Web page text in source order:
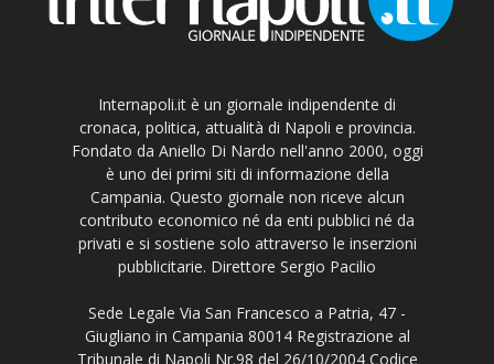
Internapoli.it è un giornale indipendente di
cronaca, politica, attualità di Napoli e provincia.
Fondato da Aniello Di Nardo nell'anno 2000, oggi
è uno dei primi siti di informazione della
Campania. Questo giornale non riceve alcun
contributo economico né da enti pubblici né da
privati e si sostiene solo attraverso le inserzioni
pubblicitarie. Direttore Sergio Pacilio
Sede Legale Via San Francesco a Patria, 47 -
Giugliano in Campania 80014 Registrazione al
Tribunale di Napoli Nr.98 del 26/10/2004 Codice